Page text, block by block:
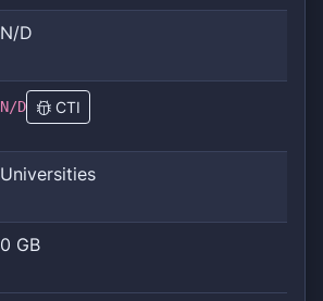
N/D
N/D CTI
Universities
0 GB